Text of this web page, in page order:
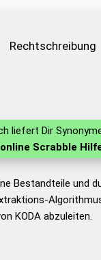
Rechtschreibung
liefert Dir
online Scrabble
Bestandteile und
KODA abzuleiten.